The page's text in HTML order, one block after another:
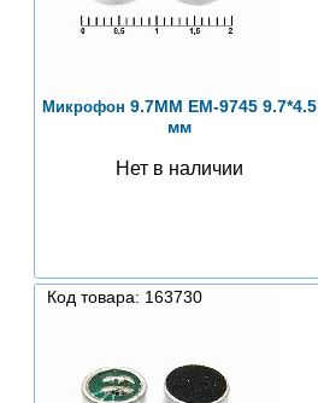
Микрофон 9.7ММ EM-9745 9.7*4.5
мм
Нет в наличии
Код товара: 163730